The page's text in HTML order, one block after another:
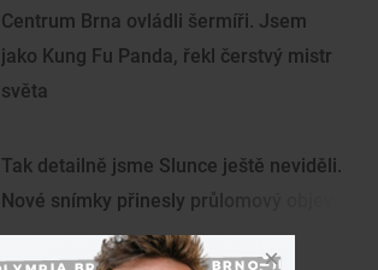
Centrum Brna ovládli šermíři. Jsem
jako Kung Fu Panda, řekl čerstvý mistr
světa
Tak detailně jsme Slunce ještě neviděli.
Nové snímky přinesly průlomový objev